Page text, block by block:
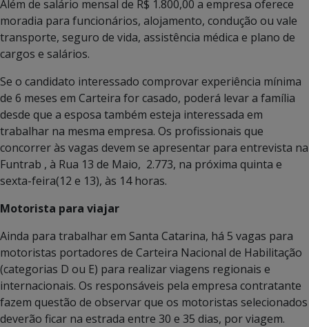
Além de salário mensal de R$ 1.800,00 a empresa oferece
moradia para funcionários, alojamento, condução ou vale
transporte, seguro de vida, assistência médica e plano de
cargos e salários.
Se o candidato interessado comprovar experiência mínima
de 6 meses em Carteira for casado, poderá levar a família
desde que a esposa também esteja interessada em
trabalhar na mesma empresa. Os profissionais que
concorrer às vagas devem se apresentar para entrevista na
Funtrab , à Rua 13 de Maio, 2.773, na próxima quinta e
sexta-feira(12 e 13), às 14 horas.
Motorista para viajar
Ainda para trabalhar em Santa Catarina, há 5 vagas para
motoristas portadores de Carteira Nacional de Habilitação
(categorias D ou E) para realizar viagens regionais e
internacionais. Os responsáveis pela empresa contratante
fazem questão de observar que os motoristas selecionados
deverão ficar na estrada entre 30 e 35 dias, por viagem.